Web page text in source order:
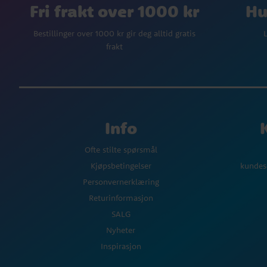
Fri frakt over 1000 kr
Bestillinger over 1000 kr gir deg alltid gratis
frakt
Info
Ofte stilte spørsmål
Kjøpsbetingelser
Personvernerklæring
Returinformasjon
SALG
Nyheter
Inspirasjon